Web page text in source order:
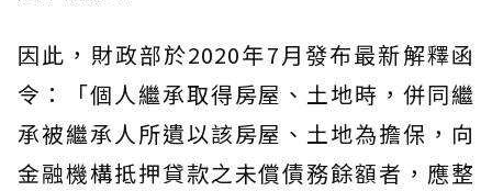
因此，財政部於2020年7月發布最新解釋函
令：「個人繼承取得房屋、土地時，併同繼
承被繼承人所遺以該房屋、土地為擔保，向
金融機構抵押貸款之未償債務餘額者，應整